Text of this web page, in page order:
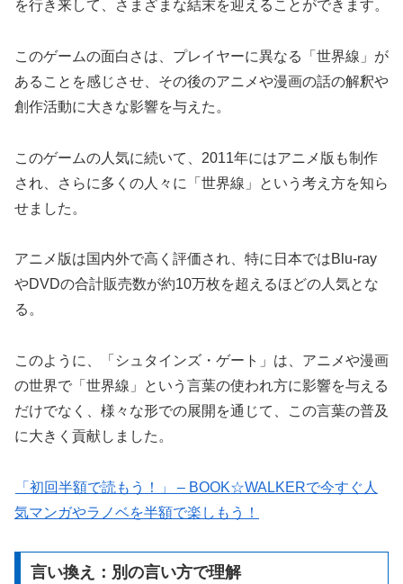
を行き来して、さまざまな結末を迎えることができます。
このゲームの面白さは、プレイヤーに異なる「世界線」が
あることを感じさせ、その後のアニメや漫画の話の解釈や
創作活動に大きな影響を与えた。
このゲームの人気に続いて、2011年にはアニメ版も制作
され、さらに多くの人々に「世界線」という考え方を知ら
せました。
アニメ版は国内外で高く評価され、特に日本ではBlu-ray
やDVDの合計販売数が約10万枚を超えるほどの人気とな
る。
このように、「シュタインズ・ゲート」は、アニメや漫画
の世界で「世界線」という言葉の使われ方に影響を与える
だけでなく、様々な形での展開を通じて、この言葉の普及
に大きく貢献しました。
「初回半額で読もう！」 – BOOK☆WALKERで今すぐ人
気マンガやラノベを半額で楽しもう！
言い換え：別の言い方で理解